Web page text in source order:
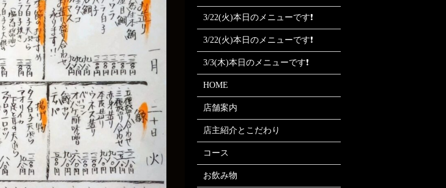
3/22(火)本日のメニューです❗
3/22(火)本日のメニューです❗
3/3(木)本日のメニューです❗
HOME
店舗案内
店主紹介とこだわり
コース
お飲み物